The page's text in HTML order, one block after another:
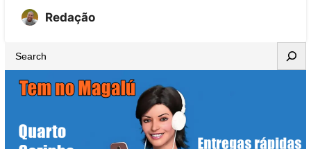
Redação
e